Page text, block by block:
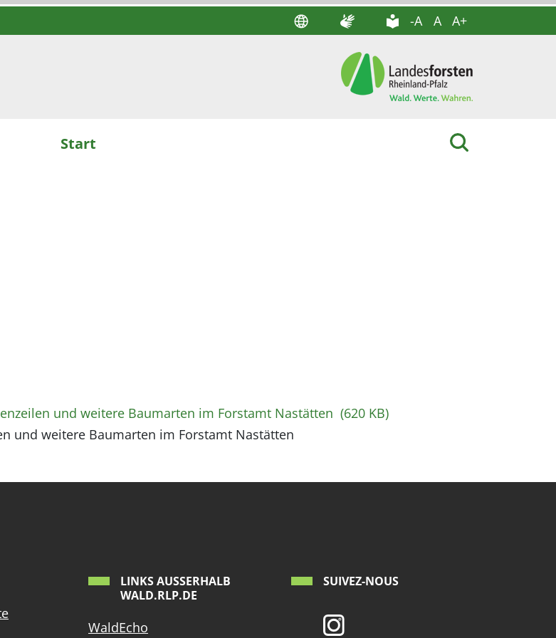
-A A A+
Start
und weitere Baumarten im Forstamt Nastätten (620 KB)
und weitere Baumarten im Forstamt Nastätten
LINKS AUSSERHALB W
ALD.RLP.DE
WaldEcho
SUIVEZ-NOUS